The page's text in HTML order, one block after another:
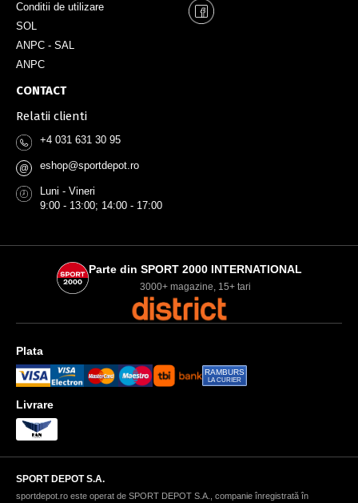
Conditii de utilizare
SOL
ANPC - SAL
ANPC
CONTACT
Relatii clienti
+4 031 631 30 95
@ eshop@sportdepot.ro
Luni - Vineri
9:00 - 13:00; 14:00 - 17:00
Parte din SPORT 2000 INTERNATIONAL
3000+ magazine, 15+ tari
Plata
RAMBURS
LA CURIER
Livrare
SPORT DEPOT S.A.
sportdepot.ro este operat de SPORT DEPOT S.A., companie înregistrată în